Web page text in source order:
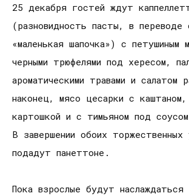
25 декабря гостей ждут
(разновидность пасты, в переводе
«маленькая шапочка») с петушиным
черными трюфелями под хересом,
ароматическими травами и салатом
наконец, мясо цесарки с каштаном,
картошкой и с тимьяном под
В завершении обоих торжественных
подадут панеттоне.
Пока взрослые будут наслаждаться